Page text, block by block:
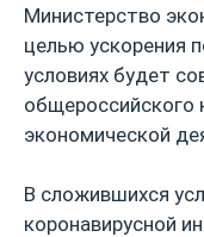
Министерство
целью ускорения
условиях будет
общероссийского
экономической
В сложившихся
коронавирусной